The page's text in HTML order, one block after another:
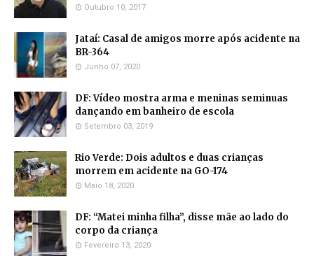
Outubro 10, 2017
Jataí: Casal de amigos morre após acidente na
BR-364
Junho 07, 2020
DF: Vídeo mostra arma e meninas seminuas
dançando em banheiro de escola
Setembro 03, 2019
Rio Verde: Dois adultos e duas crianças
morrem em acidente na GO-174
Maio 18, 2020
DF: “Matei minha filha”, disse mãe ao lado do
corpo da criança
Fevereiro 13, 2020